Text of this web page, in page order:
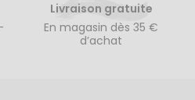
Livraison gratuite
En magasin dès 35 €
d’achat